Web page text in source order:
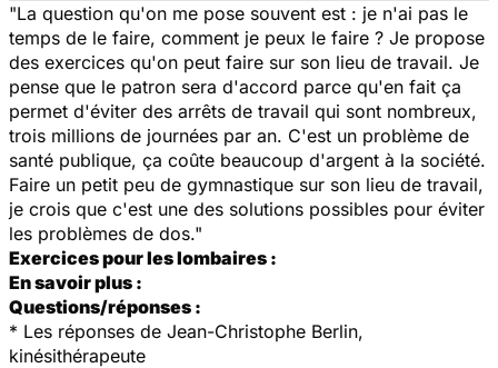
"La question qu'on me pose souvent est : je n'ai pas le
temps de le faire, comment je peux le faire ? Je propose
des exercices qu'on peut faire sur son lieu de travail. Je
pense que le patron sera d'accord parce qu'en fait ça
permet d'éviter des arrêts de travail qui sont nombreux,
trois millions de journées par an. C'est un problème de
santé publique, ça coûte beaucoup d'argent à la société.
Faire un petit peu de gymnastique sur son lieu de travail,
je crois que c'est une des solutions possibles pour éviter
les problèmes de dos."
Exercices pour les lombaires :
En savoir plus :
Questions/réponses :
* Les réponses de Jean-Christophe Berlin,
kinésithérapeute